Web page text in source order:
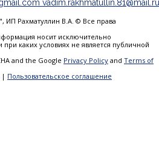
вкладке
вашем
в
приложении
vadim.rakhmatullin.81@mail.ru
ИП Рахматуллин В.А. © Все права
носит исключительно
каких условиях не является публичной
and the Google Privacy Policy and Terms of
| Пользовательское соглашение